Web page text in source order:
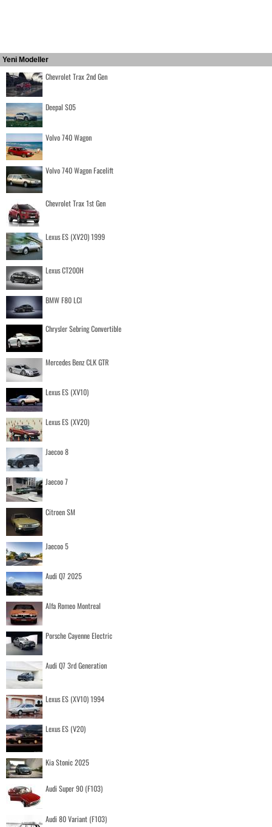
Yeni Modeller
Chevrolet Trax 2nd Gen
Deepal S05
Volvo 740 Wagon
Volvo 740 Wagon Facelift
Chevrolet Trax 1st Gen
Lexus ES (XV20) 1999
Lexus CT200H
BMW F80 LCI
Chrysler Sebring Convertible
Mercedes Benz CLK GTR
Lexus ES (XV10)
Lexus ES (XV20)
Jaecoo 8
Jaecoo 7
Citroen SM
Jaecoo 5
Audi Q7 2025
Alfa Romeo Montreal
Porsche Cayenne Electric
Audi Q7 3rd Generation
Lexus ES (XV10) 1994
Lexus ES (V20)
Kia Stonic 2025
Audi Super 90 (F103)
Audi 80 Variant (F103)